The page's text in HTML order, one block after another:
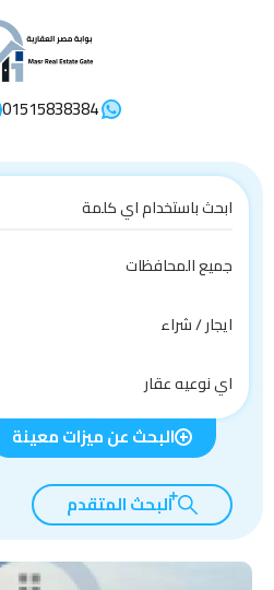
01515838384
جميع المحافظات
ايجار / شراء
اي نوعيه عقار
البحث عن ميزات معينة
البحث المتقدم